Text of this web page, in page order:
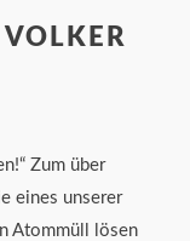
Zum über
eines unserer
Atommüll lösen